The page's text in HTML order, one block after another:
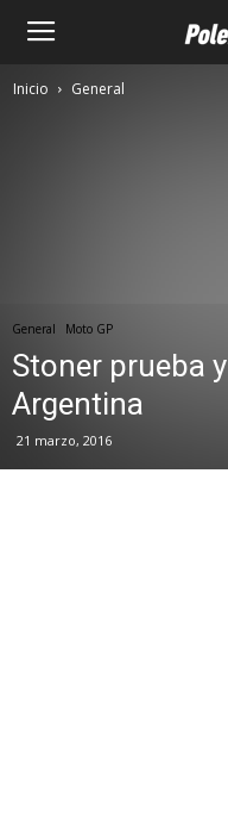
Inicio General
General Moto GP
Stoner prueba
Argentina
21 marzo, 2016